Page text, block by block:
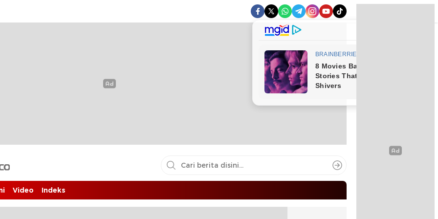
Video Indeks